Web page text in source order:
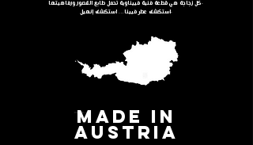
كل زجاجة هي قطعة فنية فييناوية تحمل طابع القصور ورفاهيتها.
استكشف عطر فيينا… استكشف إنهيل.
MADE IN
AUSTRIA